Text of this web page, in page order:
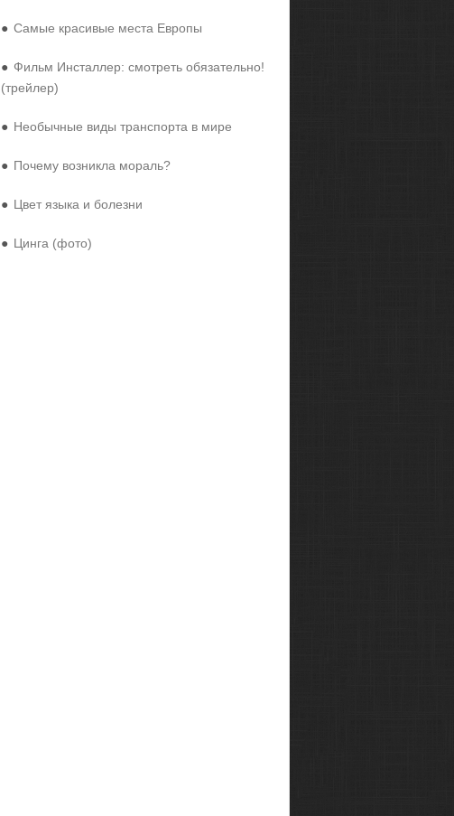
● Самые красивые места Европы
● Фильм Инсталлер: смотреть обязательно!
(трейлер)
● Необычные виды транспорта в мире
● Почему возникла мораль?
● Цвет языка и болезни
● Цинга (фото)